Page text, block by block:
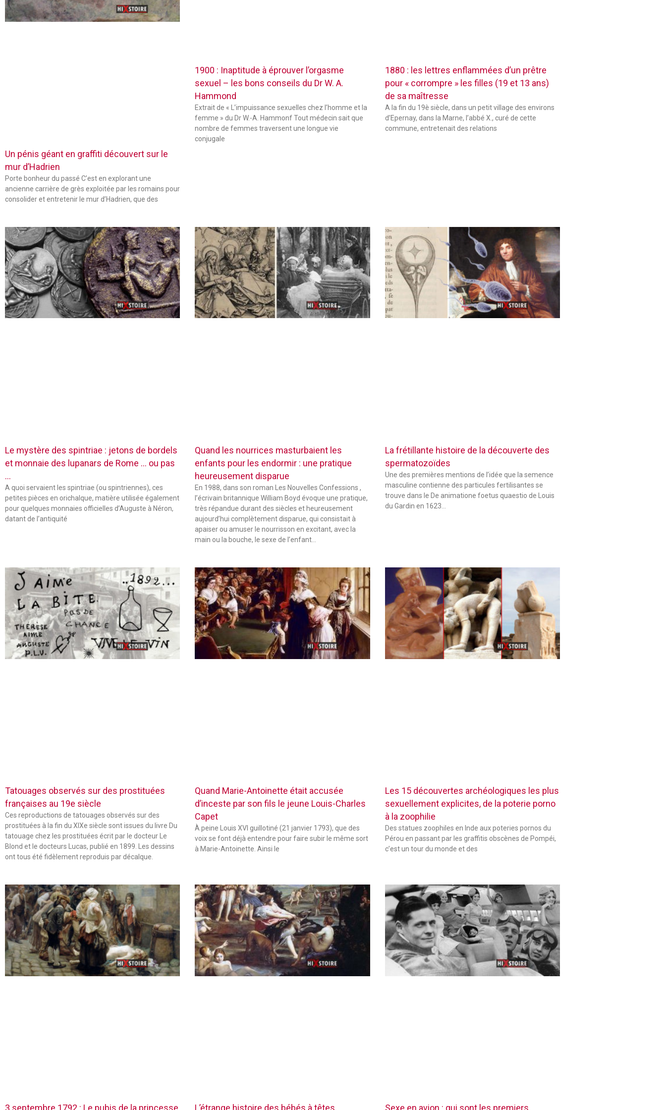
Un pénis géant en graffiti découvert sur le
mur d’Hadrien
Porte bonheur du passé C’est en explorant une
ancienne carrière de grès exploitée par les romains pour
consolider et entretenir le mur d’Hadrien, que des
1900 : Inaptitude à éprouver l’orgasme
sexuel – les bons conseils du Dr W. A.
Hammond
Extrait de « L’impuissance sexuelles chez l’homme et la
femme » du Dr W.-A. Hammonf Tout médecin sait que
nombre de femmes traversent une longue vie
conjugale
1880 : les lettres enflammées d’un prêtre
pour « corrompre » les filles (19 et 13 ans)
de sa maîtresse
A la fin du 19è siècle, dans un petit village des environs
d’Epernay, dans la Marne, l’abbé X., curé de cette
commune, entretenait des relations
Le mystère des spintriae : jetons de bordels
et monnaie des lupanars de Rome … ou pas
…
A quoi servaient les spintriae (ou spintriennes), ces
petites pièces en orichalque, matière utilisée également
pour quelques monnaies officielles d’Auguste à Néron,
datant de l’antiquité
Quand les nourrices masturbaient les
enfants pour les endormir : une pratique
heureusement disparue
En 1988, dans son roman Les Nouvelles Confessions ,
l’écrivain britannique William Boyd évoque une pratique,
très répandue durant des siècles et heureusement
aujourd’hui complètement disparue, qui consistait à
apaiser ou amuser le nourrisson en excitant, avec la
main ou la bouche, le sexe de l’enfant…
La frétillante histoire de la découverte des
spermatozoïdes
Une des premières mentions de l’idée que la semence
masculine contienne des particules fertilisantes se
trouve dans le De animatione foetus quaestio de Louis
du Gardin en 1623…
Tatouages observés sur des prostituées
françaises au 19e siècle
Ces reproductions de tatouages observés sur des
prostituées à la fin du XIXe siècle sont issues du livre Du
tatouage chez les prostituées écrit par le docteur Le
Blond et le docteurs Lucas, publié en 1899. Les dessins
ont tous été fidèlement reproduis par décalque.
Quand Marie-Antoinette était accusée
d’inceste par son fils le jeune Louis-Charles
Capet
À peine Louis XVI guillotiné (21 janvier 1793), que des
voix se font déjà entendre pour faire subir le même sort
à Marie-Antoinette. Ainsi le
Les 15 découvertes archéologiques les plus
sexuellement explicites, de la poterie porno
à la zoophilie
Des statues zoophiles en Inde aux poteries pornos du
Pérou en passant par les graffitis obscènes de Pompéi,
c’est un tour du monde et des
3 septembre 1792 : Le pubis de la princesse L’étrange histoire des bébés à têtes Sexe en avion : qui sont les premiers